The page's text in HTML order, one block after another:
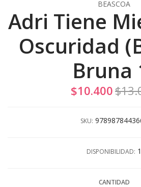
BEASCOA
Adri Tiene
Oscuridad
Bruna
$10.400
SKU:
DISPONIBILIDAD: 1
CANTIDAD